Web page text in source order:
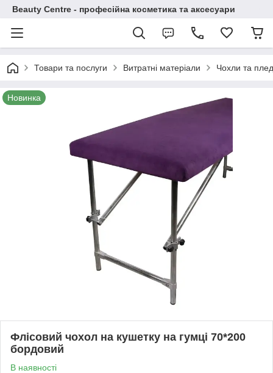
Beauty Centre - професійна косметика та аксесуари
Товари та послуги Витратні матеріали Чохли та
Новинка
Флісовий чохол на кушетку на гумці 70*200
бордовий
В наявності